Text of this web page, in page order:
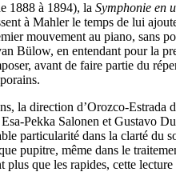
1888 à 1894), la Symphonie en
à Mahler le temps de lui
mouvement au piano, sans
Bülow, en entendant pour la
avant de faire partie du
la direction d’Orozco-Estrada
Pekka Salonen et Gustavo
particularité dans la clarté du
pupitre, même dans le
que les rapides, cette